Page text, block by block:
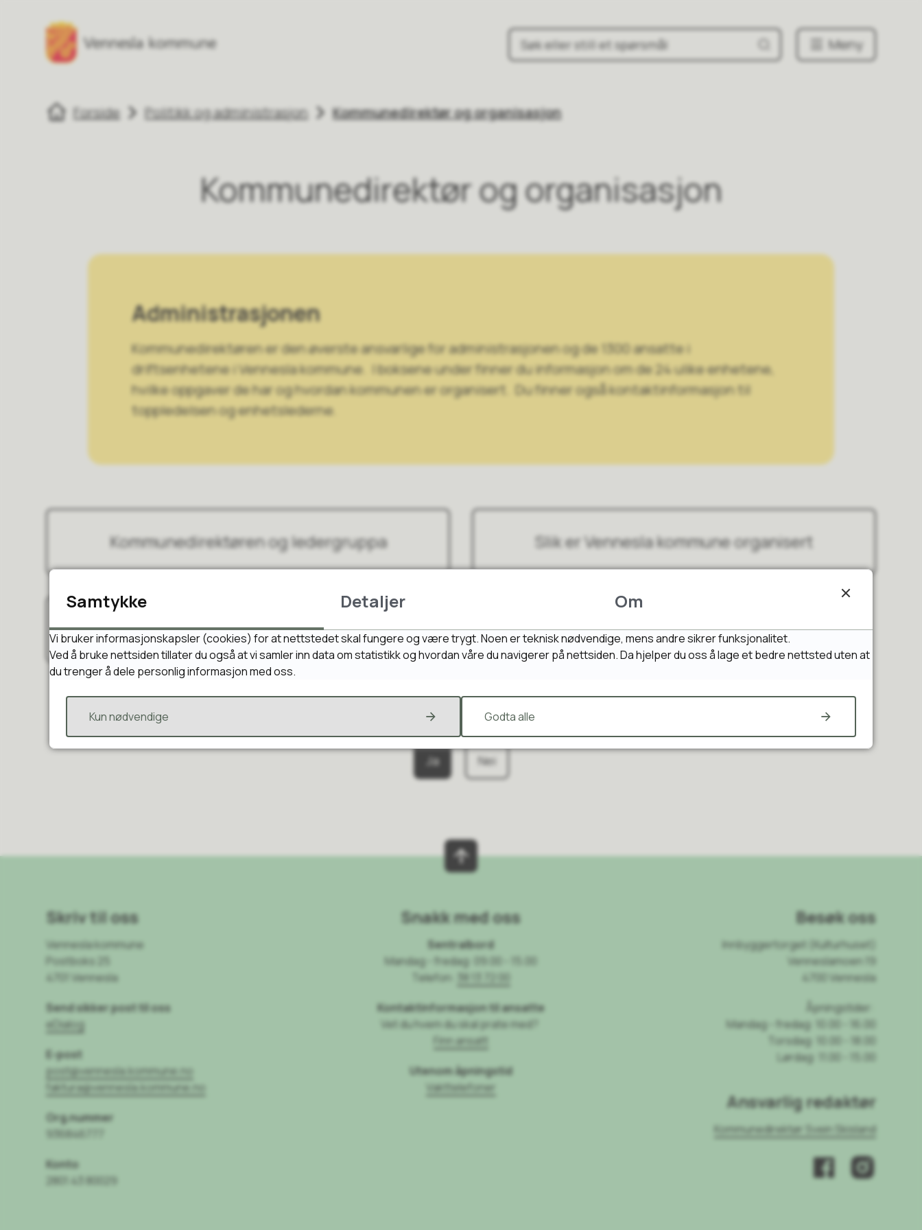
Vennesla kommune
Meny
Du er her:Forside Politikk og administrasjon Kommunedirektør og organisasjon
Kommunedirektør og organisasjon
Administrasjonen
Kommunedirektøren er den øverste ansvarlige for administrasjonen og de 1300 ansatte i
driftsenhetene i Vennesla kommune. I boksene under finner du informasjon om de 24 ulike enhetene,
hvilke oppgaver de har og hvordan kommunen er organisert. Du finner også kontaktinformasjon til
toppledelsen og enhetslederne.
Kommunedirektøren og ledergruppa Slik er Vennesla kommune organisert
Enhetene og enhetslederne
Fant du det du lette etter?
Ja Nei
Skriv til oss
Vennesla kommune
Postboks 25
4701 Vennesla
Send sikker post til oss
eDialog
E-post
post@vennesla.kommune.no
faktura@vennesla.kommune.no
Org.nummer
936846777
Konto
2801 43 80029
Snakk med oss
Sentralbord
Mandag - fredag: 09.00 - 15.00
Telefon:
38 13 72 00
Kontaktinformasjon til ansatte
Vet du hvem du skal prate med?
Finn ansatt
Utenom åpningstid
Vakttelefoner
Besøk oss
Innbyggertorget (Kulturhuset)
Venneslamoen 19
4700 Vennesla
Åpningstider:
Mandag - fredag: 10.00 - 16.00
Torsdag: 10.00 - 18.00
Lørdag: 11.00 - 15.00
Ansvarlig redaktør
Kommunedirektør Svein Skisland
Samtykke Detaljer Om
Vi bruker informasjonskapsler (cookies) for at nettstedet skal fungere og være trygt. Noen er teknisk nødvendige, mens andre sikrer funksjonalitet.
Ved å bruke nettsiden tillater du også at vi samler inn data om statistikk og hvordan våre du navigerer på nettsiden. Da hjelper du oss å lage et bedre nettsted uten at
du trenger å dele personlig informasjon med oss.
Kun nødvendige Godta alle